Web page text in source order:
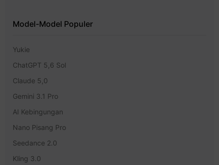
Model-Model Populer
Yukie
ChatGPT 5,6 Sol
Claude 5,0
Gemini 3.1 Pro
AI Kebingungan
Nano Pisang Pro
Seedance 2.0
Kling 3.0